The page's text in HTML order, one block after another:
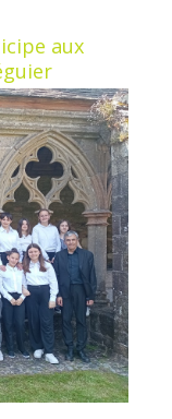
aux